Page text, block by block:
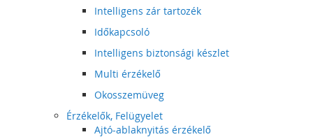
Intelligens zár tartozék
Időkapcsoló
Intelligens biztonsági készlet
Multi érzékelő
Okosszemüveg
Érzékelők, Felügyelet
Ajtó-ablaknyitás érzékelő